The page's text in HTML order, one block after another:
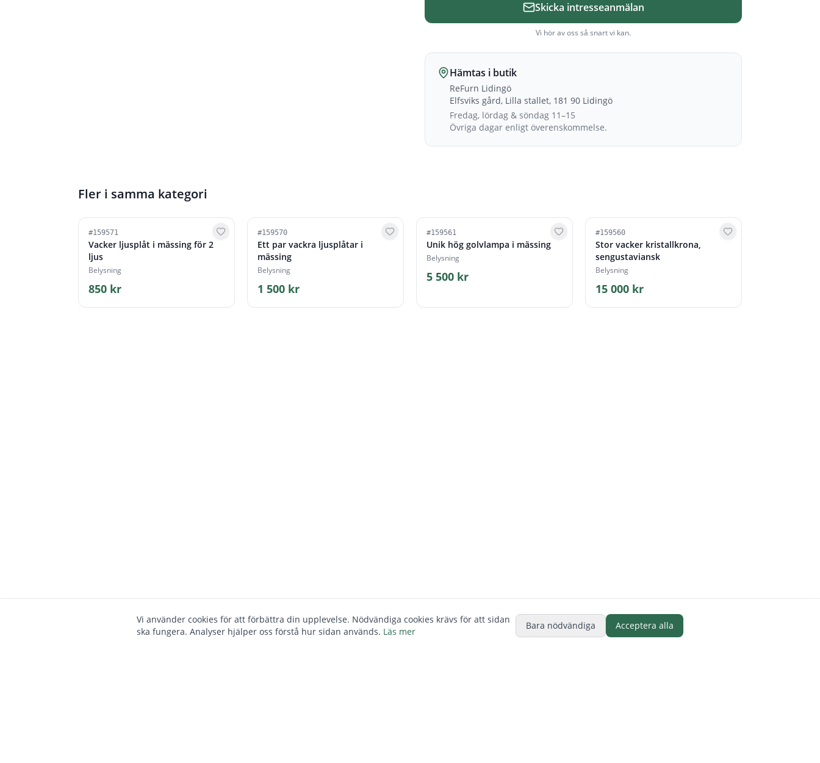
Skicka intresseanmälan
Vi hör av oss så snart vi kan.
Hämtas i butik
ReFurn Lidingö
Elfsviks gård, Lilla stallet, 181 90 Lidingö
Fredag, lördag & söndag 11–15
Övriga dagar enligt överenskommelse.
Fler i samma kategori
#159571
Vacker ljusplåt i mässing för 2
ljus
Belysning
850 kr
#159570
Ett par vackra ljusplåtar i
mässing
Belysning
1 500 kr
#159561
Unik hög golvlampa i mässing
Belysning
5 500 kr
#159560
Stor vacker kristallkrona,
sengustaviansk
Belysning
15 000 kr
Vi använder cookies för att förbättra din upplevelse. Nödvändiga cookies krävs för att sidan
ska fungera. Analyser hjälper oss förstå hur sidan används. Läs mer
Bara nödvändiga Acceptera alla